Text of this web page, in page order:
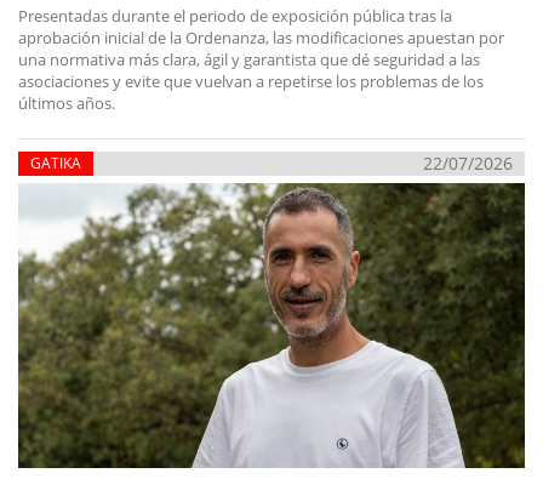
Presentadas durante el periodo de exposición pública tras la
aprobación inicial de la Ordenanza, las modificaciones apuestan por
una normativa más clara, ágil y garantista que dé seguridad a las
asociaciones y evite que vuelvan a repetirse los problemas de los
últimos años.
GATIKA 22/07/2026